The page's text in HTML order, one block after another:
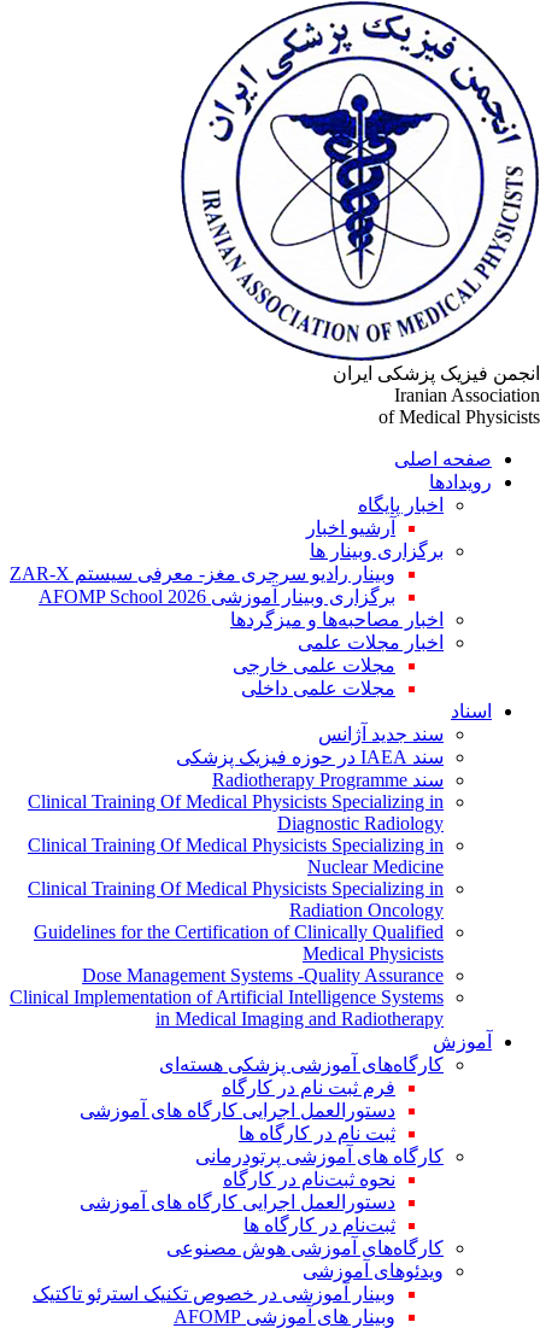
فیزیک پزشکی ایران
Iranian
of Medical
صفحه اصلی
رویدادها
اخبار پایگاه
آرشیو اخبار
برگزاری وبینار ها
وبینار رادیو سرجری مغز- معرفی سیستم ZAR-X
برگزاری وبینار آموزشی AFOMP School 2026
اخبار مصاحبه‌ها و میزگردها
اخبار مجلات علمی
مجلات علمی خارجی
مجلات علمی داخلی
اسناد
سند جدید آژانس
سند IAEA در حوزه فیزیک پزشکی
سند Radiotherapy Programme
Clinical Training Of Medical Physicists Specializing in
Diagnostic Radiology
Clinical Training Of Medical Physicists Specializing in
Nuclear Medicine
Clinical Training Of Medical Physicists Specializing in
Radiation Oncology
Guidelines for the Certification of Clinically Qualified
Medical Physicists
Dose Management Systems -Quality Assurance
Clinical Implementation of Artificial Intelligence Systems
in Medical Imaging and Radiotherapy
آموزش
کارگاه‌های آموزشی پزشکی هسته‌ای
فرم ثبت نام در کارگاه
دستورالعمل اجرایی کارگاه های آموزشی
ثبت نام در کارگاه ها
کارگاه های آموزشی پرتودرمانی
نحوه ثبت‌نام در کارگاه
دستورالعمل اجرایی کارگاه های آموزشی
ثبت‌نام در کارگاه ها
کارگاه‌های آموزشی هوش مصنوعی
ویدئوهای آموزشی
وبینار آموزشی در خصوص تکنیک استرئو تاکتیک
وبینار های آموزشی AFOMP